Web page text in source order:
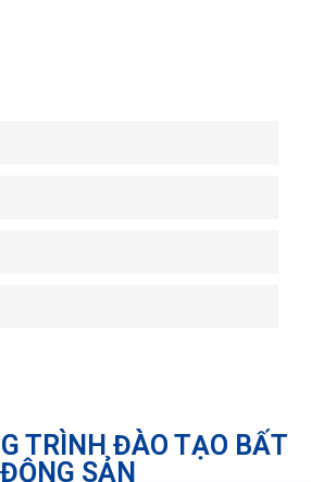
TRÌNH ĐÀO TẠO BẤT
ĐỘNG SẢN